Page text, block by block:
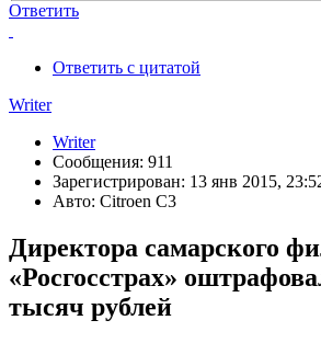
Ответить
Ответить с цитатой
Writer
Writer
Сообщения: 911
Зарегистрирован: 13 янв 2015,
Авто: Citroen C3
Директора самарского
«Росгосстрах»
тысяч рублей